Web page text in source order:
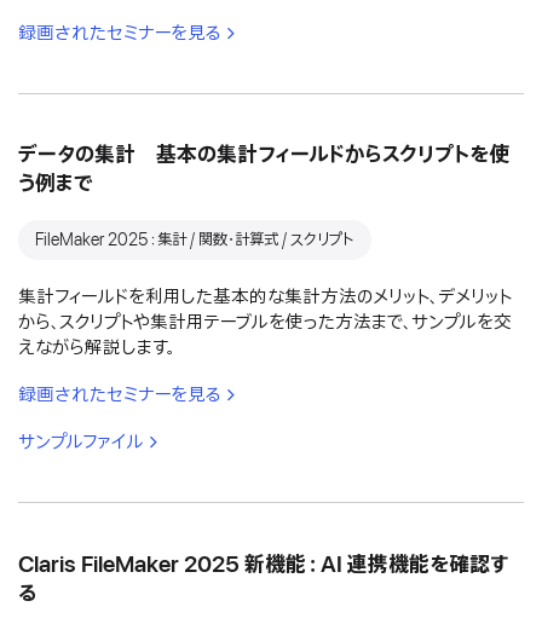
録画されたセミナーを見る
データの集計 基本の集計フィールドからスクリプトを使
う例まで
FileMaker 2025：集計 / 関数・計算式 / スクリプト
集計フィールドを利用した基本的な集計方法のメリット、デメリット
から、スクリプトや集計用テーブルを使った方法まで、サンプルを交
えながら解説します。
録画されたセミナーを見る
サンプルファイル
Claris FileMaker 2025 新機能：AI 連携機能を確認す
る